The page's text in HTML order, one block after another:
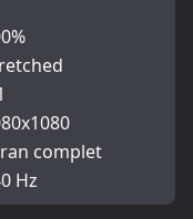
complet
Hz